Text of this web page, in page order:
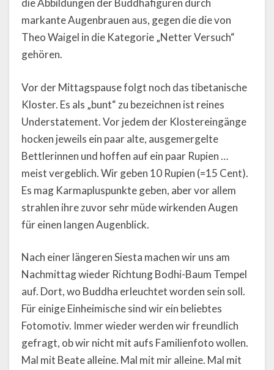
die Abbildungen der Buddhafiguren durch
markante Augenbrauen aus, gegen die die von
Theo Waigel in die Kategorie „Netter Versuch“
gehören.
Vor der Mittagspause folgt noch das tibetanische
Kloster. Es als „bunt“ zu bezeichnen ist reines
Understatement. Vor jedem der Klostereingänge
hocken jeweils ein paar alte, ausgemergelte
Bettlerinnen und hoffen auf ein paar Rupien …
meist vergeblich. Wir geben 10 Rupien (=15 Cent).
Es mag Karmapluspunkte geben, aber vor allem
strahlen ihre zuvor sehr müde wirkenden Augen
für einen langen Augenblick.
Nach einer längeren Siesta machen wir uns am
Nachmittag wieder Richtung Bodhi-Baum Tempel
auf. Dort, wo Buddha erleuchtet worden sein soll.
Für einige Einheimische sind wir ein beliebtes
Fotomotiv. Immer wieder werden wir freundlich
gefragt, ob wir nicht mit aufs Familienfoto wollen.
Mal mit Beate alleine. Mal mit mir alleine. Mal mit